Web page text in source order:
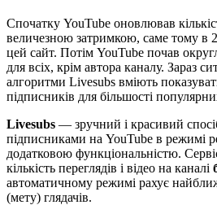
Спочатку YouTube оновлював
величезною затримкою, саме тому в
цей сайт. Потім YouTube почав
для всіх, крім автора каналу. Зараз
алгоритми Livesubs вміють
підписників для більшості
Livesubs — зручний і красивий
підписниками на YouTube в режимі
додатковою функціональністю.
кількість переглядів і відео на каналі
автоматичному режимі рахує
(мету) глядачів.